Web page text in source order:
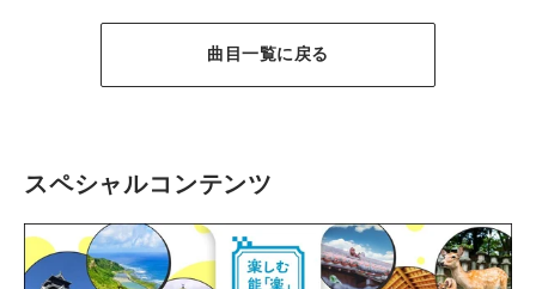
曲目一覧に戻る
スペシャルコンテンツ